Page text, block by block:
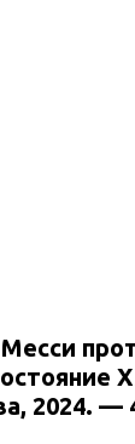
И. Я.
2024